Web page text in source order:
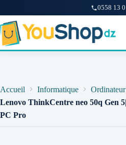
0558 13
Passer
au
contenu
Accueil Informatique Ordinateur
Lenovo ThinkCentre neo 50q Gen
PC Pro